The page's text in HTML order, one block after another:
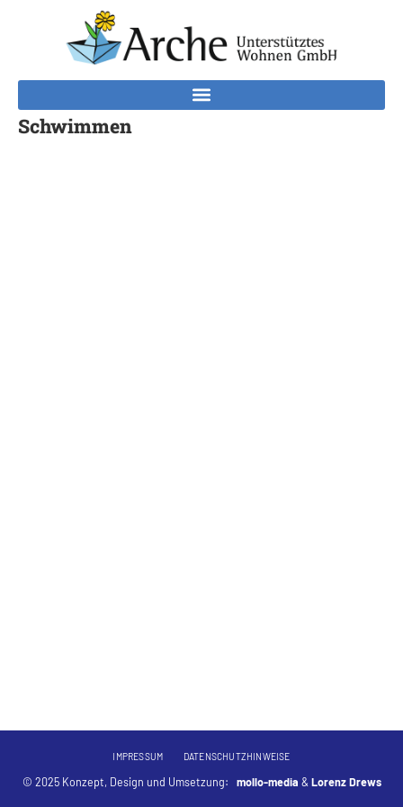
Schwimmen
© 2025 Konzept, Design und Umsetzung: mollo-media & Lorenz Drews
IMPRESSUM DATENSCHUTZHINWEISE